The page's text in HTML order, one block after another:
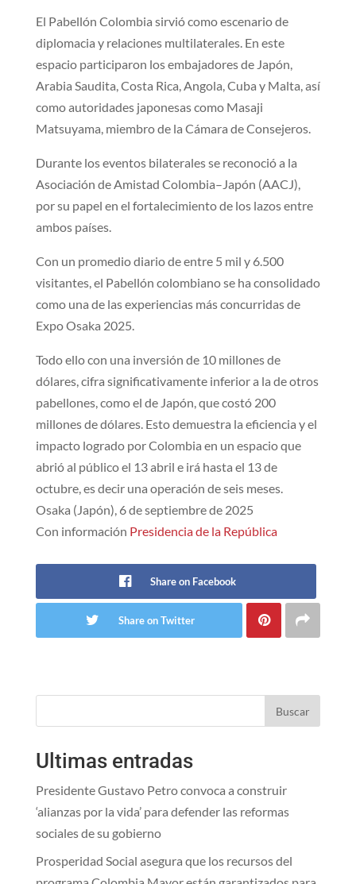
​El Pabellón Colombia sirvió como escenario de
diplomacia y relaciones multilaterales. En este
espacio participaron los embajadores de Japón,
Arabia Saudita, Costa Rica, Angola, Cuba y Malta, así
como autoridades japonesas como Masaji
Matsuyama, miembro de la Cámara de Consejeros.
Durante los eventos bilaterales se reconoció a la
Asociación de Amistad Colombia–Japón (AACJ),
por su papel en el fortalecimiento de los lazos entre
ambos países.
Con un promedio diario de entre 5 mil y 6.500
visitantes, el Pabellón colombiano se ha consolidado
como una de las experiencias más concurridas de
Expo Osaka 2025.
​Todo ello con una inversión de 10 millones de
dólares, cifra significativamente inferior a la de otros
pabellones, como el de Japón, que costó 200
millones de dólares. Esto demuestra la eficiencia y el
impacto logrado por Colombia en un espacio que
abrió al público el 13 abril e irá hasta el 13 de
octubre, es decir una operación de seis meses.
Osaka (Japón), 6 de septiembre de 2025
Con información Presidencia de la República
Share on Facebook
Share on Twitter
Buscar
Ultimas entradas
Presidente Gustavo Petro convoca a construir
‘alianzas por la vida’ para defender las reformas
sociales de su gobierno
Prosperidad Social asegura que los recursos del